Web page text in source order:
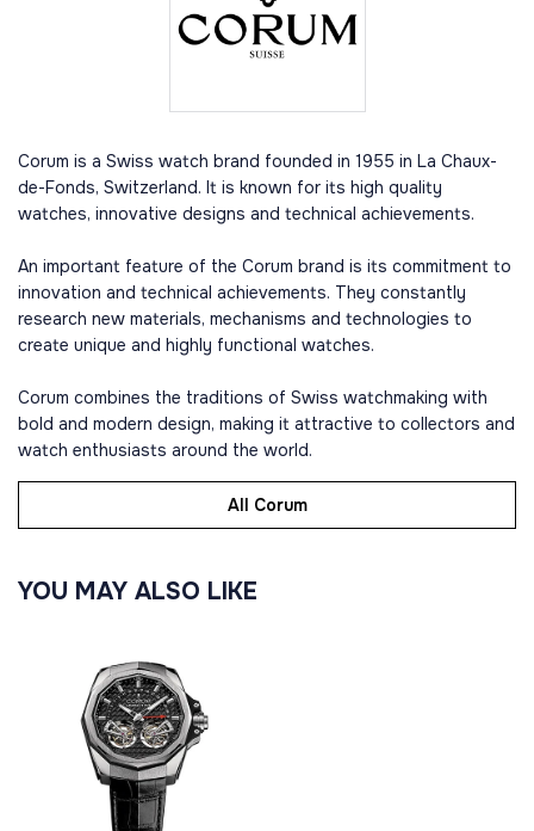
Corum is a Swiss watch brand founded in 1955 in La Chaux-
de-Fonds, Switzerland. It is known for its high quality
watches, innovative designs and technical achievements.
An important feature of the Corum brand is its commitment to
innovation and technical achievements. They constantly
research new materials, mechanisms and technologies to
create unique and highly functional watches.
Corum combines the traditions of Swiss watchmaking with
bold and modern design, making it attractive to collectors and
watch enthusiasts around the world.
All Corum
YOU MAY ALSO LIKE